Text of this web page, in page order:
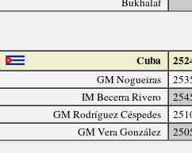
Cuba
GM Nogueiras
IM Becerra Rivero
GM Rodríguez Céspedes
GM Vera González